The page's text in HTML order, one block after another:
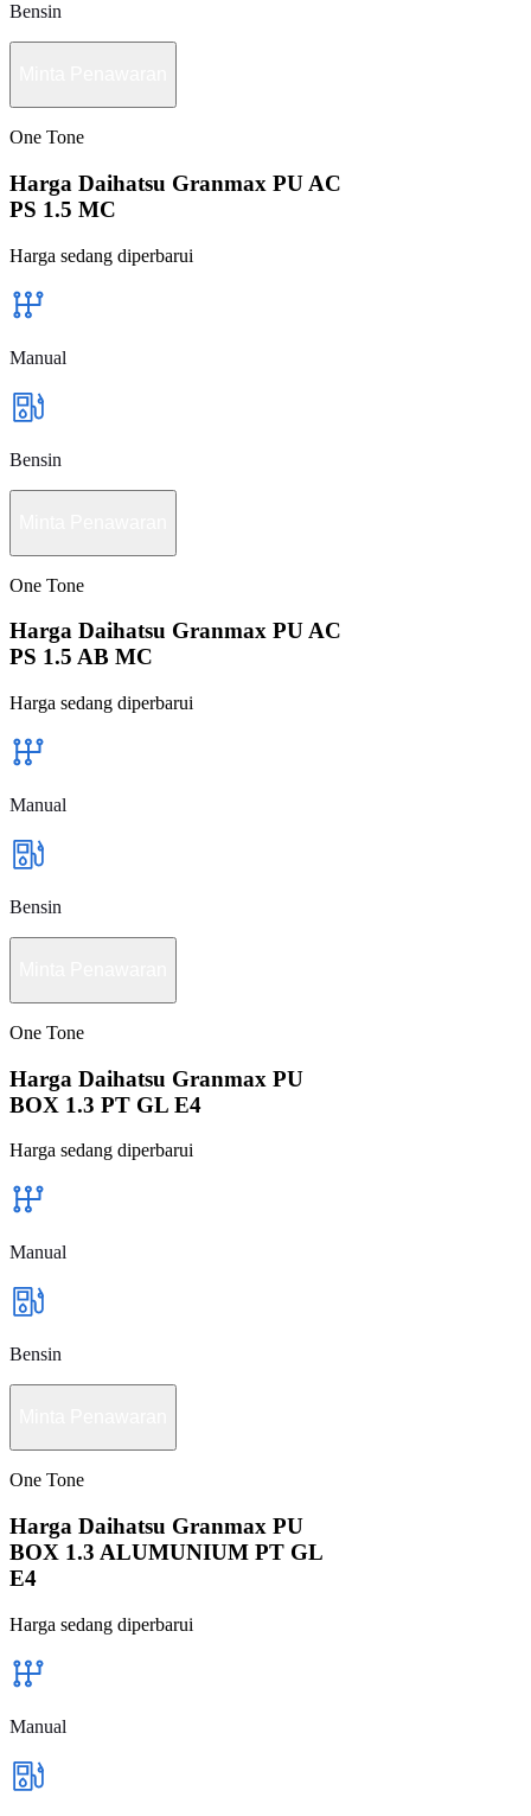
Bensin
One Tone
Harga Daihatsu Granmax PU AC
PS 1.5 MC
Harga sedang diperbarui
Manual
Bensin
One Tone
Harga Daihatsu Granmax PU AC
PS 1.5 AB MC
Harga sedang diperbarui
Manual
Bensin
One Tone
Harga Daihatsu Granmax PU
BOX 1.3 PT GL E4
Harga sedang diperbarui
Manual
Bensin
One Tone
Harga Daihatsu Granmax PU
BOX 1.3 ALUMUNIUM PT GL
E4
Harga sedang diperbarui
Manual